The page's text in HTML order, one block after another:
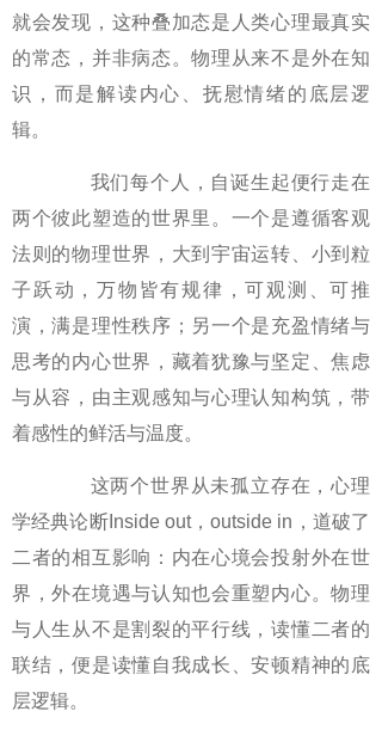
就会发现，这种叠加态是人类心理最真实
的常态，并非病态。物理从来不是外在知
识，而是解读内心、抚慰情绪的底层逻
辑。
我们每个人，自诞生起便行走在
两个彼此塑造的世界里。一个是遵循客观
法则的物理世界，大到宇宙运转、小到粒
子跃动，万物皆有规律，可观测、可推
演，满是理性秩序；另一个是充盈情绪与
思考的内心世界，藏着犹豫与坚定、焦虑
与从容，由主观感知与心理认知构筑，带
着感性的鲜活与温度。
这两个世界从未孤立存在，心理
学经典论断Inside out，outside in，道破了
二者的相互影响：内在心境会投射外在世
界，外在境遇与认知也会重塑内心。物理
与人生从不是割裂的平行线，读懂二者的
联结，便是读懂自我成长、安顿精神的底
层逻辑。